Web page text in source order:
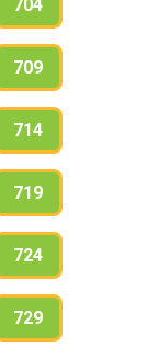
704
709
714
719
724
729